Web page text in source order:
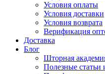
Условия оплаты
Условия доставки
Условия возврата
Верификация
Доставка
Блог
Шторная
Полезные статьи